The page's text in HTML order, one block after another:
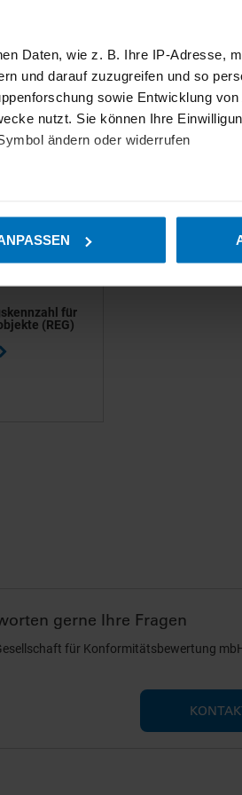
Daten, wie z. B. Ihre IP-Adresse,
und darauf zuzugreifen und so
sowie Entwicklung von
nutzt. Sie können Ihre
ändern oder widerrufen
verarbeitet werden, und legen Sie
auf unserer Website zu
Betrieb unserer
möchten. Bitte beachten Sie, dass
166 KB
für
(REG)
gerne Ihre Fragen
für Konformitätsbewertung